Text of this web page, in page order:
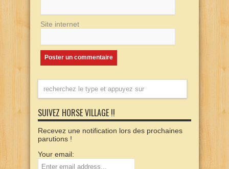
Site internet
SUIVEZ HORSE VILLAGE !!
Recevez une notification lors des prochaines
parutions !
Your email: